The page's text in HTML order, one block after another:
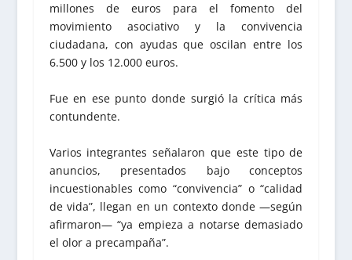
millones de euros para el fomento del
movimiento asociativo y la convivencia
ciudadana, con ayudas que oscilan entre los
6.500 y los 12.000 euros.
Fue en ese punto donde surgió la crítica más
contundente.
Varios integrantes señalaron que este tipo de
anuncios, presentados bajo conceptos
incuestionables como “convivencia” o “calidad
de vida”, llegan en un contexto donde —según
afirmaron— “ya empieza a notarse demasiado
el olor a precampaña”.